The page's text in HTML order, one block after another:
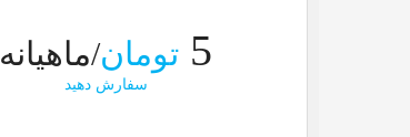
5 تومان/ماهیانه
سفارش دهید